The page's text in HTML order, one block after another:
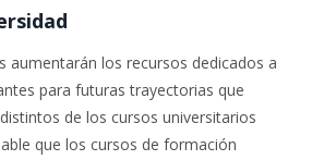
aumentarán los recursos dedicados a
para futuras trayectorias que
de los cursos universitarios
que los cursos de formación